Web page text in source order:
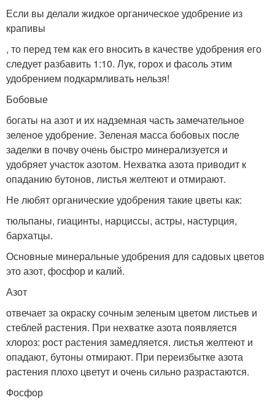
Если вы делали жидкое органическое удобрение из
крапивы
, то перед тем как его вносить в качестве удобрения его
следует разбавить 1:10. Лук, горох и фасоль этим
удобрением подкармливать нельзя!
Бобовые
богаты на азот и их надземная часть замечательное
зеленое удобрение. Зеленая масса бобовых после
заделки в почву очень быстро минерализуется и
удобряет участок азотом. Нехватка азота приводит к
опаданию бутонов, листья желтеют и отмирают.
Не любят органические удобрения такие цветы как:
тюльпаны, гиацинты, нарциссы, астры, настурция,
бархатцы.
Основные минеральные удобрения для садовых цветов
это азот, фосфор и калий.
Азот
отвечает за окраску сочным зеленым цветом листьев и
стеблей растения. При нехватке азота появляется
хлороз: рост растения замедляется. листья желтеют и
опадают, бутоны отмирают. При переизбытке азота
растения плохо цветут и очень сильно разрастаются.
Фосфор